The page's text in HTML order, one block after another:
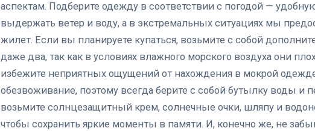
аспектам. Подберите одежду в соответствии с погодой —
выдержать ветер и воду, а в экстремальных ситуациях мы
жилет. Если вы планируете купаться, возьмите с собой
даже два, так как в условиях влажного морского воздуха они
избежите неприятных ощущений от нахождения в мокрой
обезвоживание, поэтому всегда берите с собой бутылку воды и
возьмите солнцезащитный крем, солнечные очки, шляпу и
чтобы сохранить яркие моменты в памяти. И, конечно же, не